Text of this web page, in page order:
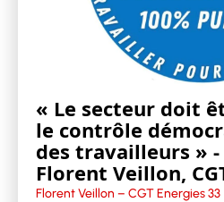
« Le secteur doit
le contrôle
des travailleurs »
Florent Veillon,
Florent Veillon – CGT Energies 33